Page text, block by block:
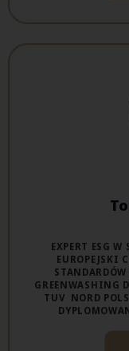
EXPERT ESG
EUROPEJSKI
GREENWASHING
TUV NORD